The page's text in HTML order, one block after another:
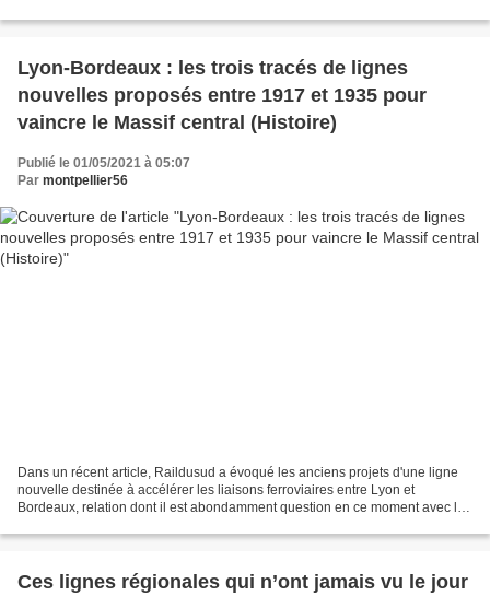
Lyon-Bordeaux : les trois tracés de lignes
nouvelles proposés entre 1917 et 1935 pour
vaincre le Massif central (Histoire)
Publié le 01/05/2021 à 05:07
Par montpellier56
Dans un récent article, Raildusud a évoqué les anciens projets d'une ligne
nouvelle destinée à accélérer les liaisons ferroviaires entre Lyon et
Bordeaux, relation dont il est abondamment question en ce moment avec le
Ces lignes régionales qui n’ont jamais vu le jour